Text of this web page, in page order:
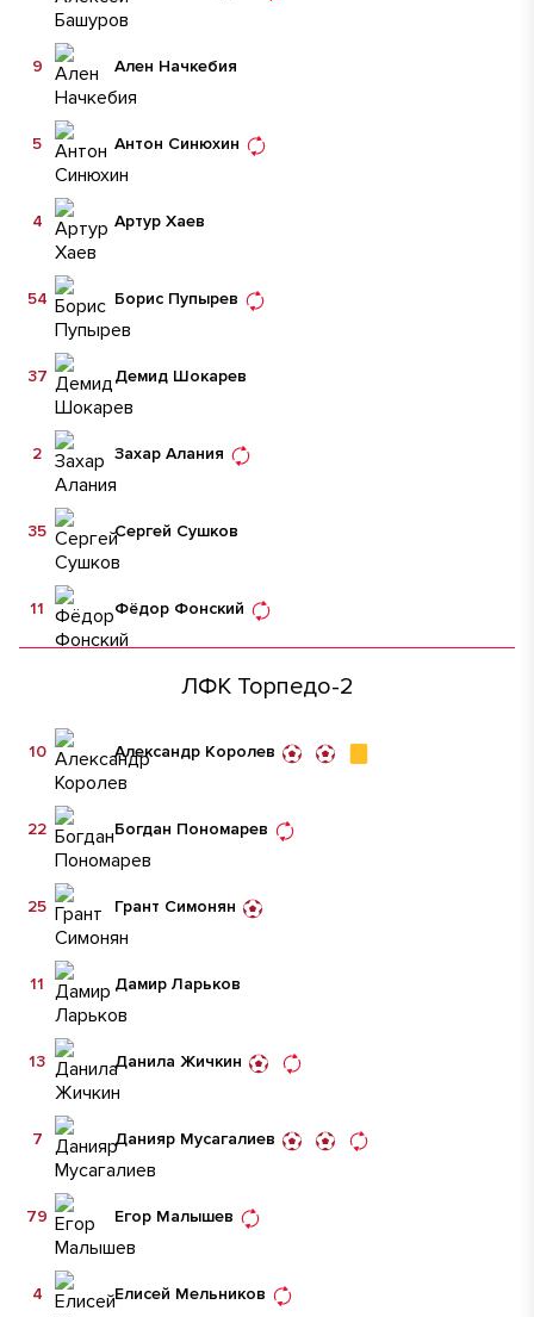
Ален Начкебия
9
Антон Синюхин
5
Артур Хаев
4
Борис Пупырев
54
Демид Шокарев
37
Захар Алания
2
Сергей Сушков
35
Фёдор Фонский
11
ЛФК Торпедо-2
Александр Королев
10
Богдан Пономарев
22
Грант Симонян
25
Дамир Ларьков
11
Данила Жичкин
13
Данияр Мусагалиев
7
Егор Малышев
79
Елисей Мельников
4